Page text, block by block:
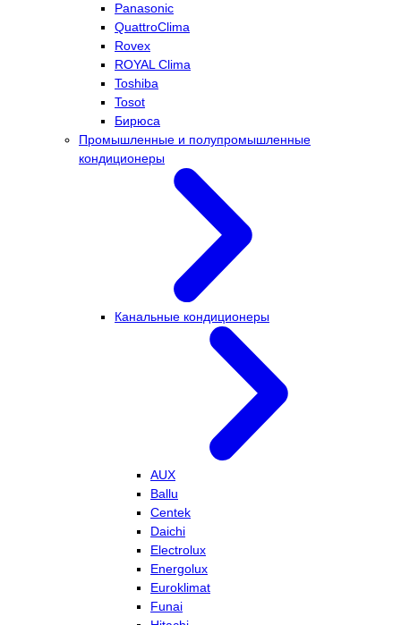
Panasonic
QuattroClima
Rovex
ROYAL Clima
Toshiba
Tosot
Бирюса
Промышленные и полупромышленные
кондиционеры
Канальные кондиционеры
AUX
Ballu
Centek
Daichi
Electrolux
Energolux
Euroklimat
Funai